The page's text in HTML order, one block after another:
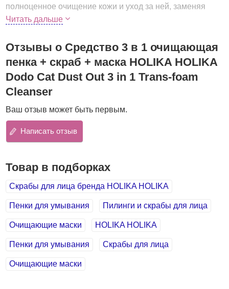
полноценное очищение кожи и уход за ней, заменяя
сразу пенку для умывания, скраб и маску. Средство
удаляет из пор скопившиеся загрязнения, регулирует
работу сальных желез и предотвращает появление
жирного блеска.
В составе средства
защитный барьер, оберегающий от того, что
разрушает кожу и вызывает её старение (пыль,
загазованность воздуха, табачный дым, соли тяжелых
Также в составе пенки
содержит микроэлементы и минеральные соли, которые
оказывают противовоспалительное, заживляющее,
Белая глина имеет способность поглощать яды и
различных загрязнений атмосферы, является мощным
природным антибиотиком – подавляет воздействие
возникновение угрей.
Читать дальше
Отзывы о Средство 3 в 1 очищающая
пенка + скраб + маска HOLIKA HOLIKA
Dodo Cat Dust Out 3 in 1 Trans-foam
Cleanser
Ваш отзыв может быть первым.
Написать отзыв
Товар в подборках
Скрабы для лица бренда HOLIKA HOLIKA
Пенки для умывания Пилинги и скрабы для лица
Очищающие маски HOLIKA HOLIKA
Пенки для умывания Скрабы для лица
Очищающие маски